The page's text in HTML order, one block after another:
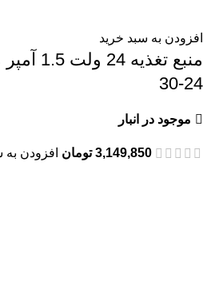
افزودن به سبد خرید
30-24
موجود در انبار
3,149,850 تومان افزودن به